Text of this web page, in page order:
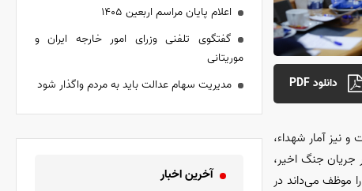
دانلود PDF
نیز آمار شهداء،
جریان جنگ اخیر،
موظف می‌داند در
اعلام پایان مراسم اربعین ۱۴۰۵
گفتگوی تلفنی وزرای امور خارجه ایران و
موریتانی
مدیریت سهام عدالت باید به مردم واگذار شود
آخرین اخبار